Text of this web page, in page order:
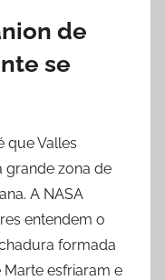
de
se
que Valles
zona de
A NASA
entendem o
formada
esfriaram e